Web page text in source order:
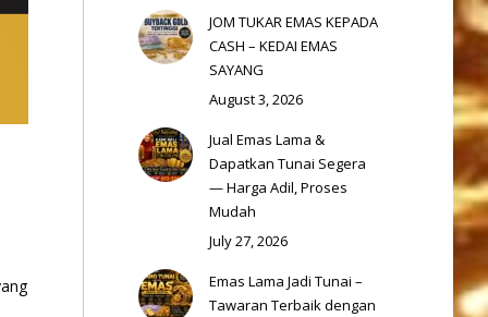
JOM TUKAR EMAS KEPADA
CASH – KEDAI EMAS
SAYANG
August 3, 2026
Jual Emas Lama &
Dapatkan Tunai Segera
— Harga Adil, Proses
Mudah
July 27, 2026
Emas Lama Jadi Tunai –
Tawaran Terbaik dengan